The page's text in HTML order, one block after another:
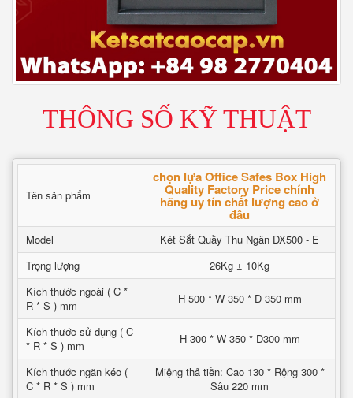
THÔNG SỐ KỸ THUẬT
Tên sản phẩm
chọn lựa Office Safes Box High
Quality Factory Price chính
hãng uy tín chất lượng cao ở
đâu
Model
Két Sắt Quầy Thu Ngân DX500 - E
Trọng lượng
26Kg ± 10Kg
Kích thước ngoài ( C *
R * S ) mm
H 500 * W 350 * D 350 mm
Kích thước sử dụng ( C
* R * S ) mm
H 300 * W 350 * D300 mm
Kích thước ngăn kéo (
C * R * S ) mm
Miệng thả tiền: Cao 130 * Rộng 300 *
Sâu 220 mm